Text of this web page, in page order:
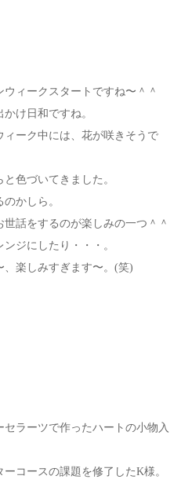
ィークスタートですね〜＾＾
け日和ですね。
ーク中には、花が咲きそうで
色づいてきました。
かしら。
話をするのが楽しみの一つ＾＾
ジにしたり・・・。
、楽しみすぎます〜。(笑)
ラーツで作ったハートの小物入
コースの課題を修了したK様。